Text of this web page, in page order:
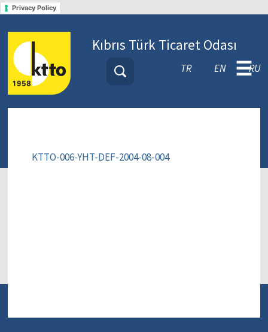
Privacy Policy
Kıbrıs Türk Ticaret Odası
TR EN RU
☰
KTTO-006-YHT-DEF-2004-08-004